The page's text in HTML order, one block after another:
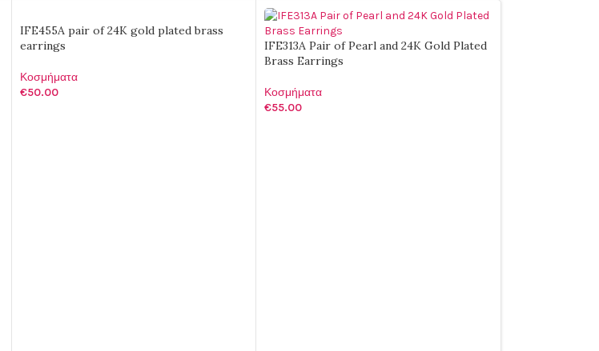
IFE455A pair of 24K gold plated brass
earrings
Κοσμήματα
€50.00
IFE313A Pair of Pearl and 24K Gold Plated
Brass Earrings
Κοσμήματα
€55.00